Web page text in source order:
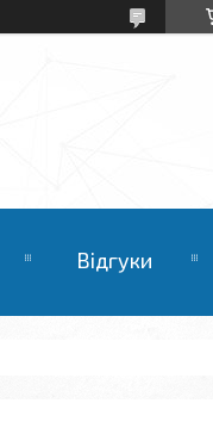
Відгуки